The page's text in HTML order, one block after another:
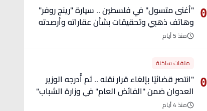
"أغنى متسول" في فلسطين .. سيارة "رينج روفر"
وهاتف ذهبي وتحقيقات بشأن عقاراته وأرصدته
منذ 5 أيام
ملفات ساخنة
"انتصر قضائيًا بإلغاء قرار نقله .. ثم أُدرجه الوزير
العدوان ضمن "الفائض العام" في وزارة الشباب"
- تفاصيل
منذ 4 أيام